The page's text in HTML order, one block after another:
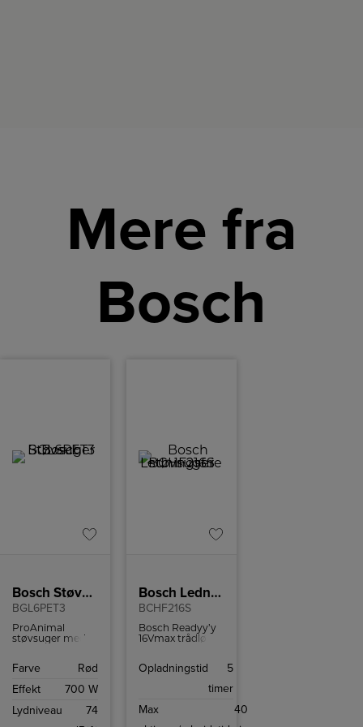
Mere fra
Bosch
Bosch Støvsuger
BGL6PET3
ProAnimal
støvsuger med
HEPA H13-filter,
12 m
Farve
Rød
Effekt
700 W
Lydniveau
74
Bosch Ledningsfrie støvsuger
BCHF216S
Bosch Readyy’y
16Vmax trådløs
Lithium-Ion
HighPower-dyse
til effektiv
rengøring på alle
Opladningstid
5
timer
Max
40